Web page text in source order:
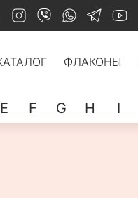
ФЛАКОНЫ
E F G H I